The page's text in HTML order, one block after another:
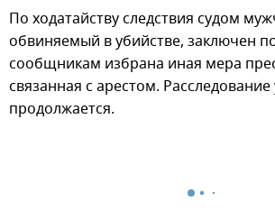
По ходатайству следствия судом
обвиняемый в убийстве, заключен
сообщникам избрана иная мера
связанная с арестом.
продолжается.